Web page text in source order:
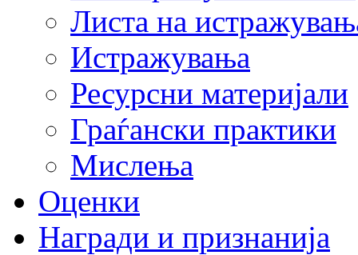
Листа на
Истражувања
Ресурсни материјали
Граѓански практики
Мислења
Оценки
Награди и признанија